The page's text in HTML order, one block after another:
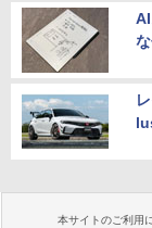
本サイトのご利用